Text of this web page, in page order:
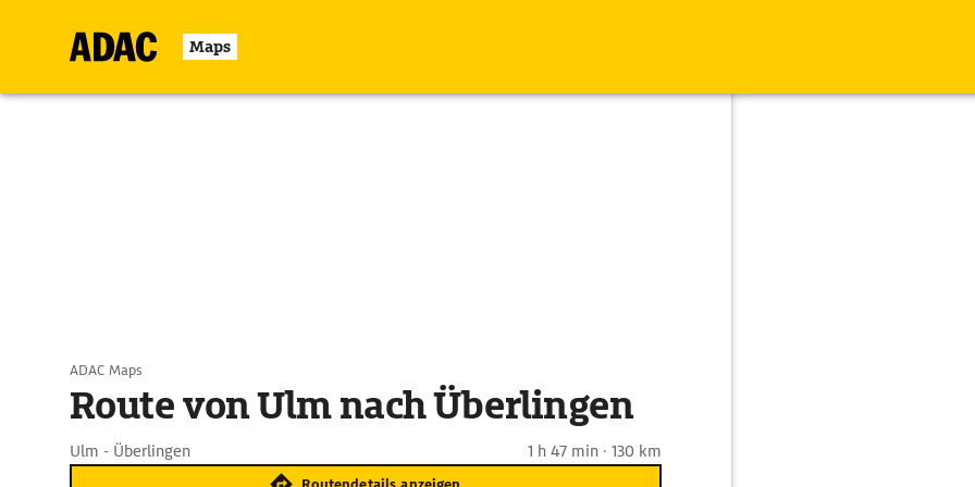
Maps
ADAC Maps
Route von Ulm nach Überlingen
Ulm - Überlingen 1 h 47 min · 130 km